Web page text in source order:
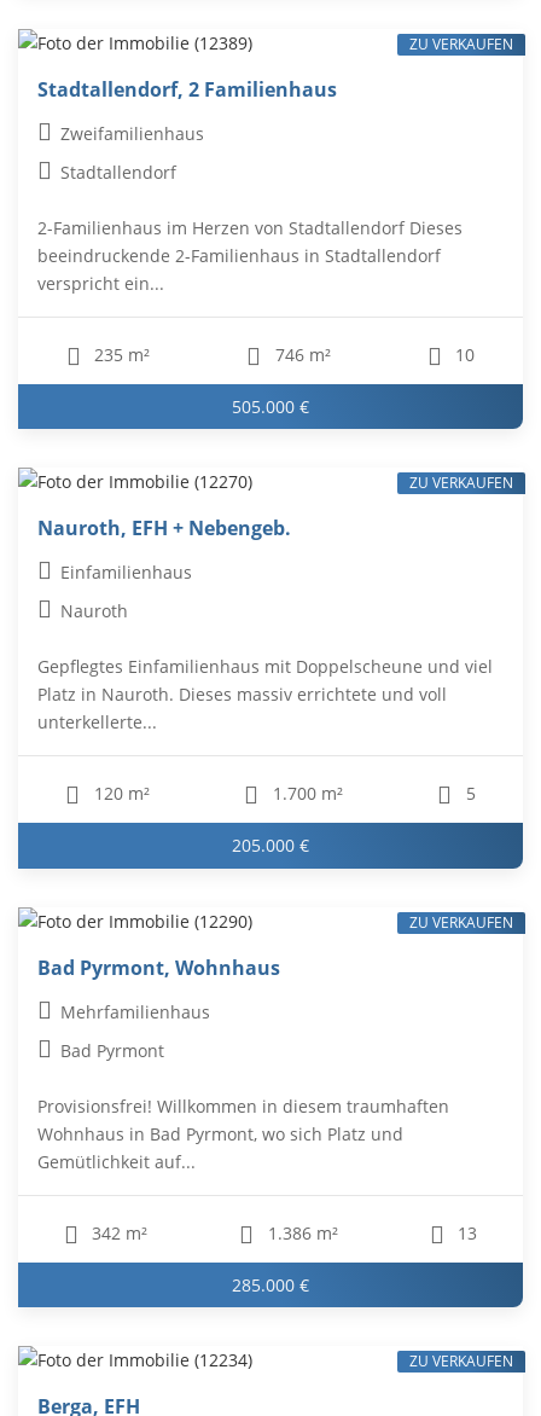
Stadtallendorf, 2 Familienhaus
Zweifamilienhaus
Stadtallendorf
2-Familienhaus im Herzen von Stadtallendorf Dieses
beeindruckende 2-Familienhaus in Stadtallendorf
verspricht ein...
235 m² 746 m² 10
505.000 €
ZU VERKAUFEN
Nauroth, EFH + Nebengeb.
Einfamilienhaus
Nauroth
Gepflegtes Einfamilienhaus mit Doppelscheune und viel
Platz in Nauroth. Dieses massiv errichtete und voll
unterkellerte...
120 m² 1.700 m² 5
205.000 €
ZU VERKAUFEN
Bad Pyrmont, Wohnhaus
Mehrfamilienhaus
Bad Pyrmont
Provisionsfrei! Willkommen in diesem traumhaften
Wohnhaus in Bad Pyrmont, wo sich Platz und
Gemütlichkeit auf...
342 m² 1.386 m² 13
285.000 €
ZU VERKAUFEN
Berga, EFH
ZU VERKAUFEN